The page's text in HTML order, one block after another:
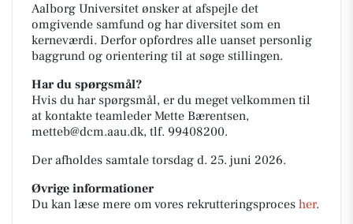
Aalborg Universitet ønsker at afspejle det
omgivende samfund og har diversitet som en
kerneværdi. Derfor opfordres alle uanset personlig
baggrund og orientering til at søge stillingen.
Har du spørgsmål?
Hvis du har spørgsmål, er du meget velkommen til
at kontakte teamleder Mette Bærentsen,
metteb@dcm.aau.dk, tlf. 99408200.
Der afholdes samtale torsdag d. 25. juni 2026.
Øvrige informationer
Du kan læse mere om vores rekrutteringsproces her.